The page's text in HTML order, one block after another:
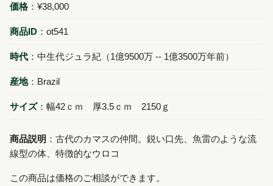
価格：¥38,000
商品ID ：ot541
時代 ：中生代ジュラ紀（1億9500万 -- 1億3500万年前）
産地：Brazil
サイズ：幅42ｃｍ 厚3.5ｃｍ 2150ｇ
商品説明 ：古代のカマスの仲間。鋭い口先、魚雷のような流
線型の体、特徴的なウロコ
この商品は価格のご相談ができます。